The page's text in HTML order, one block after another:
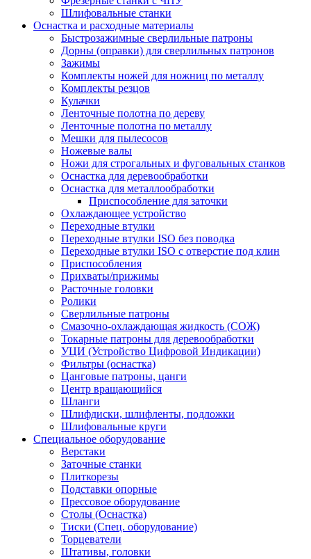
Шлифовальные станки
Оснастка и расходные материалы
Быстрозажимные сверлильные патроны
Дорны (оправки) для сверлильных патронов
Зажимы
Комплекты ножей для ножниц по металлу
Комплекты резцов
Кулачки
Ленточные полотна по дереву
Ленточные полотна по металлу
Мешки для пылесосов
Ножевые валы
Ножи для строгальных и фуговальных станков
Оснастка для деревообработки
Оснастка для металлообработки
Приспособление для заточки
Охлаждающее устройство
Переходные втулки
Переходные втулки ISO без поводка
Переходные втулки ISO с отверстие под клин
Приспособления
Прихваты/прижимы
Расточные головки
Ролики
Сверлильные патроны
Смазочно-охлаждающая жидкость (СОЖ)
Токарные патроны для деревообработки
УЦИ (Устройство Цифровой Индикации)
Фильтры (оснастка)
Цанговые патроны, цанги
Центр вращающийся
Шланги
Шлифдиски, шлифленты, подложки
Шлифовальные круги
Специальное оборудование
Верстаки
Заточные станки
Плиткорезы
Подставки опорные
Прессовое оборудование
Столы (Оснастка)
Тиски (Спец. оборудование)
Торцеватели
Штативы, головки